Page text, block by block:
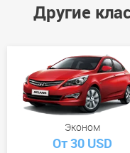
Другие
Эконом
От 30 USD